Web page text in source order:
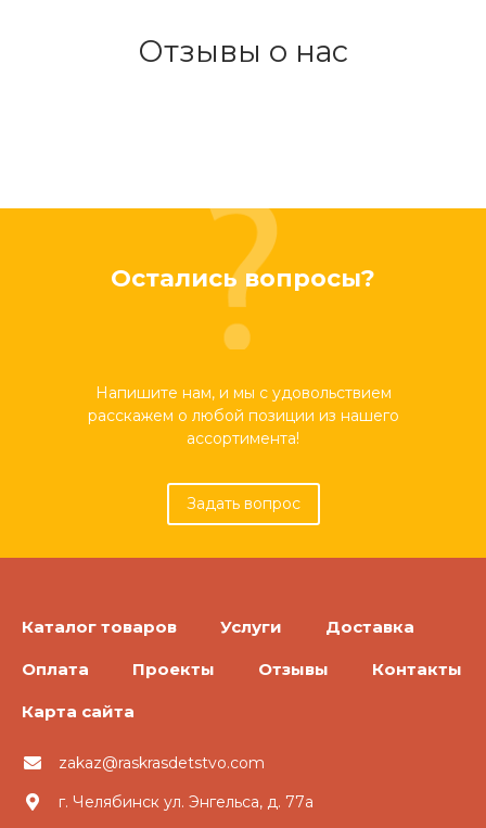
Отзывы о нас
Остались вопросы?
Напишите нам, и мы с удовольствием
расскажем о любой позиции из нашего
ассортимента!
Задать вопрос
Каталог товаров Услуги Доставка
Оплата Проекты Отзывы Контакты
Карта сайта
zakaz@raskrasdetstvo.com
г. Челябинск ул. Энгельса, д. 77а